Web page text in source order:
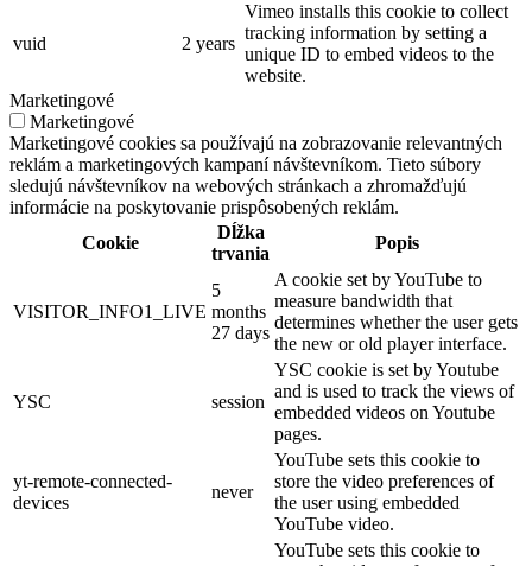
vuid 2 years
Vimeo installs this cookie to collect
tracking information by setting a
unique ID to embed videos to the
website.
Marketingové
Marketingové
Marketingové cookies sa používajú na zobrazovanie relevantných
reklám a marketingových kampaní návštevníkom. Tieto súbory
sledujú návštevníkov na webových stránkach a zhromažďujú
informácie na poskytovanie prispôsobených reklám.
Cookie
Dĺžka
trvania
Popis
VISITOR_INFO1_LIVE
5
months
27 days
A cookie set by YouTube to
measure bandwidth that
determines whether the user gets
the new or old player interface.
YSC session
YSC cookie is set by Youtube
and is used to track the views of
embedded videos on Youtube
pages.
yt-remote-connected-
devices
never
YouTube sets this cookie to
store the video preferences of
the user using embedded
YouTube video.
YouTube sets this cookie to